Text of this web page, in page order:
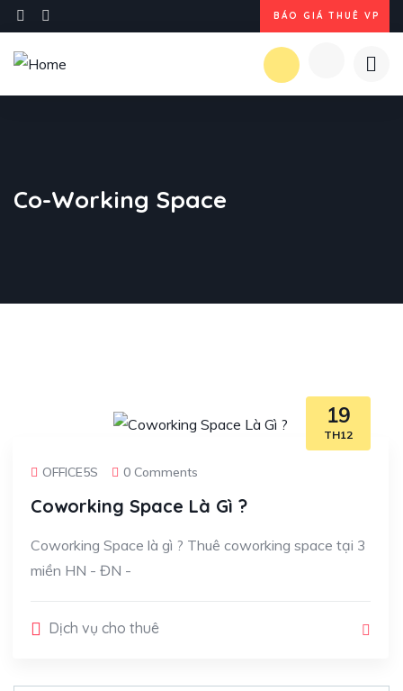
BÁO GIÁ THUÊ VP
Co-Working Space
19
TH12
OFFICE5S 0 Comments
Coworking Space Là Gì ?
Coworking Space là gì ? Thuê coworking space tại 3
miền HN - ĐN -
Dịch vụ cho thuê